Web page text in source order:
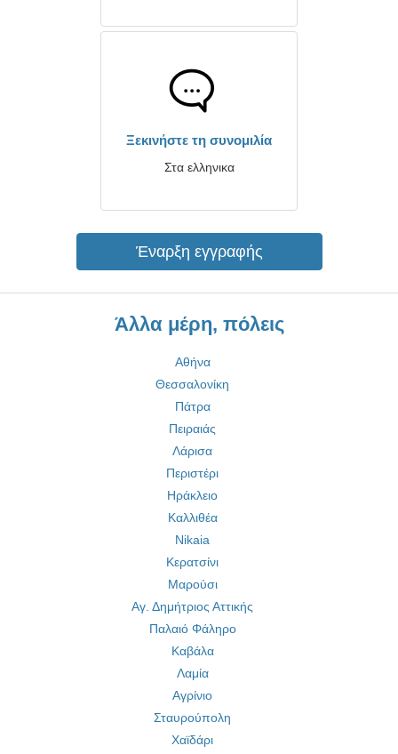
Ξεκινήστε τη συνομιλία
Στα ελληνικα
Έναρξη εγγραφής
Άλλα μέρη, πόλεις
Αθήνα
Θεσσαλονίκη
Πάτρα
Πειραιάς
Λάρισα
Περιστέρι
Ηράκλειο
Καλλιθέα
Nikaia
Κερατσίνι
Μαρούσι
Αγ. Δημήτριος Αττικής
Παλαιό Φάληρο
Καβάλα
Λαμία
Αγρίνιο
Σταυρούπολη
Χαϊδάρι